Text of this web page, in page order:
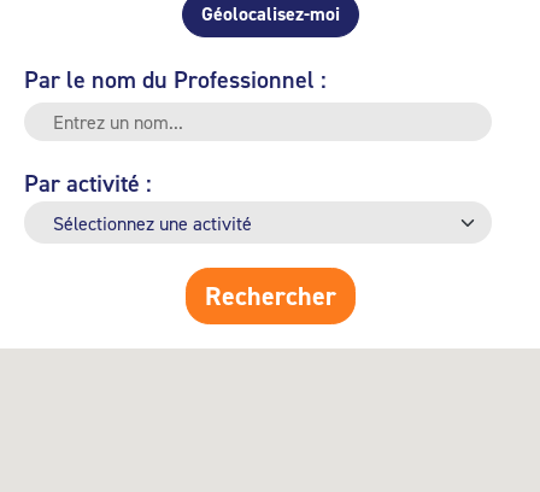
Géolocalisez-moi
Par le nom du Professionnel :
Par activité :